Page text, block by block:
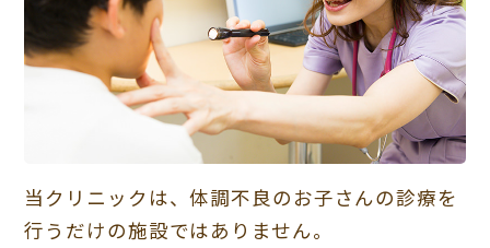
当クリニックは、体調不良のお子さんの診療を
行うだけの施設ではありません。